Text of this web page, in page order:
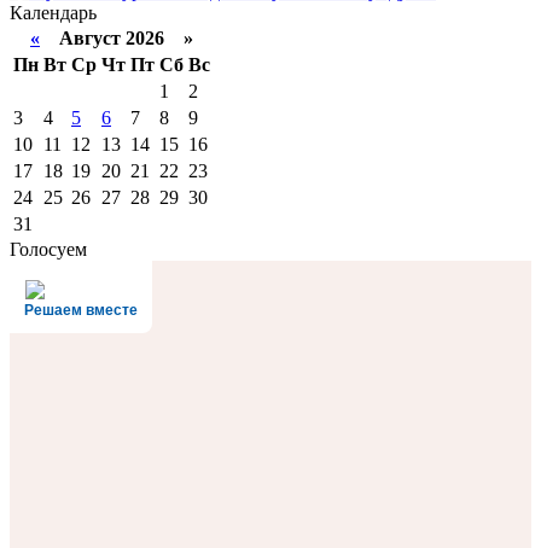
Календарь
« Август 2026 »
Пн Вт Ср Чт Пт Сб Вс
1
2
3
4 5 6 7 8
9
10 11 12 13 14 15 16
17 18 19 20 21 22 23
24 25 26 27 28 29 30
31
Голосуем
Решаем вместе